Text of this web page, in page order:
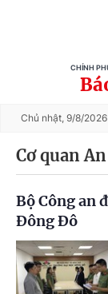
CHÍNH
Chủ nhật, 9/8/2026
Cơ quan
Bộ Công an
Đông Đô